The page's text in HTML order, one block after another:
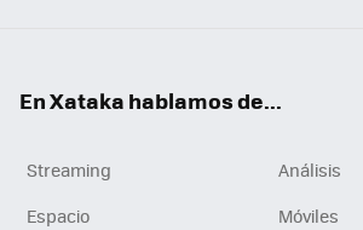
En Xataka hablamos de...
Streaming
Análisis
Espacio
Móviles